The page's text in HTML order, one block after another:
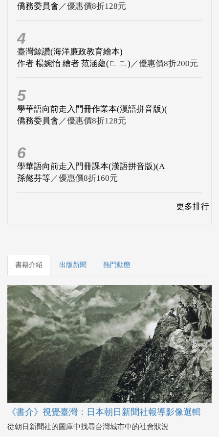
僑務委員會 ／優惠價8折128元
4
臺灣鯨讚(海洋廉政教育繪本)
作者 楊婉怡 繪者 范涵蘊(ㄈ ㄈ) ／優惠價8折200元
5
學華語向前走入門冊作業本(漢語拼音版)(
僑務委員會 ／優惠價8折128元
6
學華語向前走入門冊課本(漢語拼音版)(A
孫懿芬等／優惠價8折160元
更多排行
書籍介紹 出版新聞 熱門動態
《書介》視覺臺灣：日本朝日新聞社報導影像選輯
從朝日新聞社的圖庫中找尋台灣城市中的社會狀況